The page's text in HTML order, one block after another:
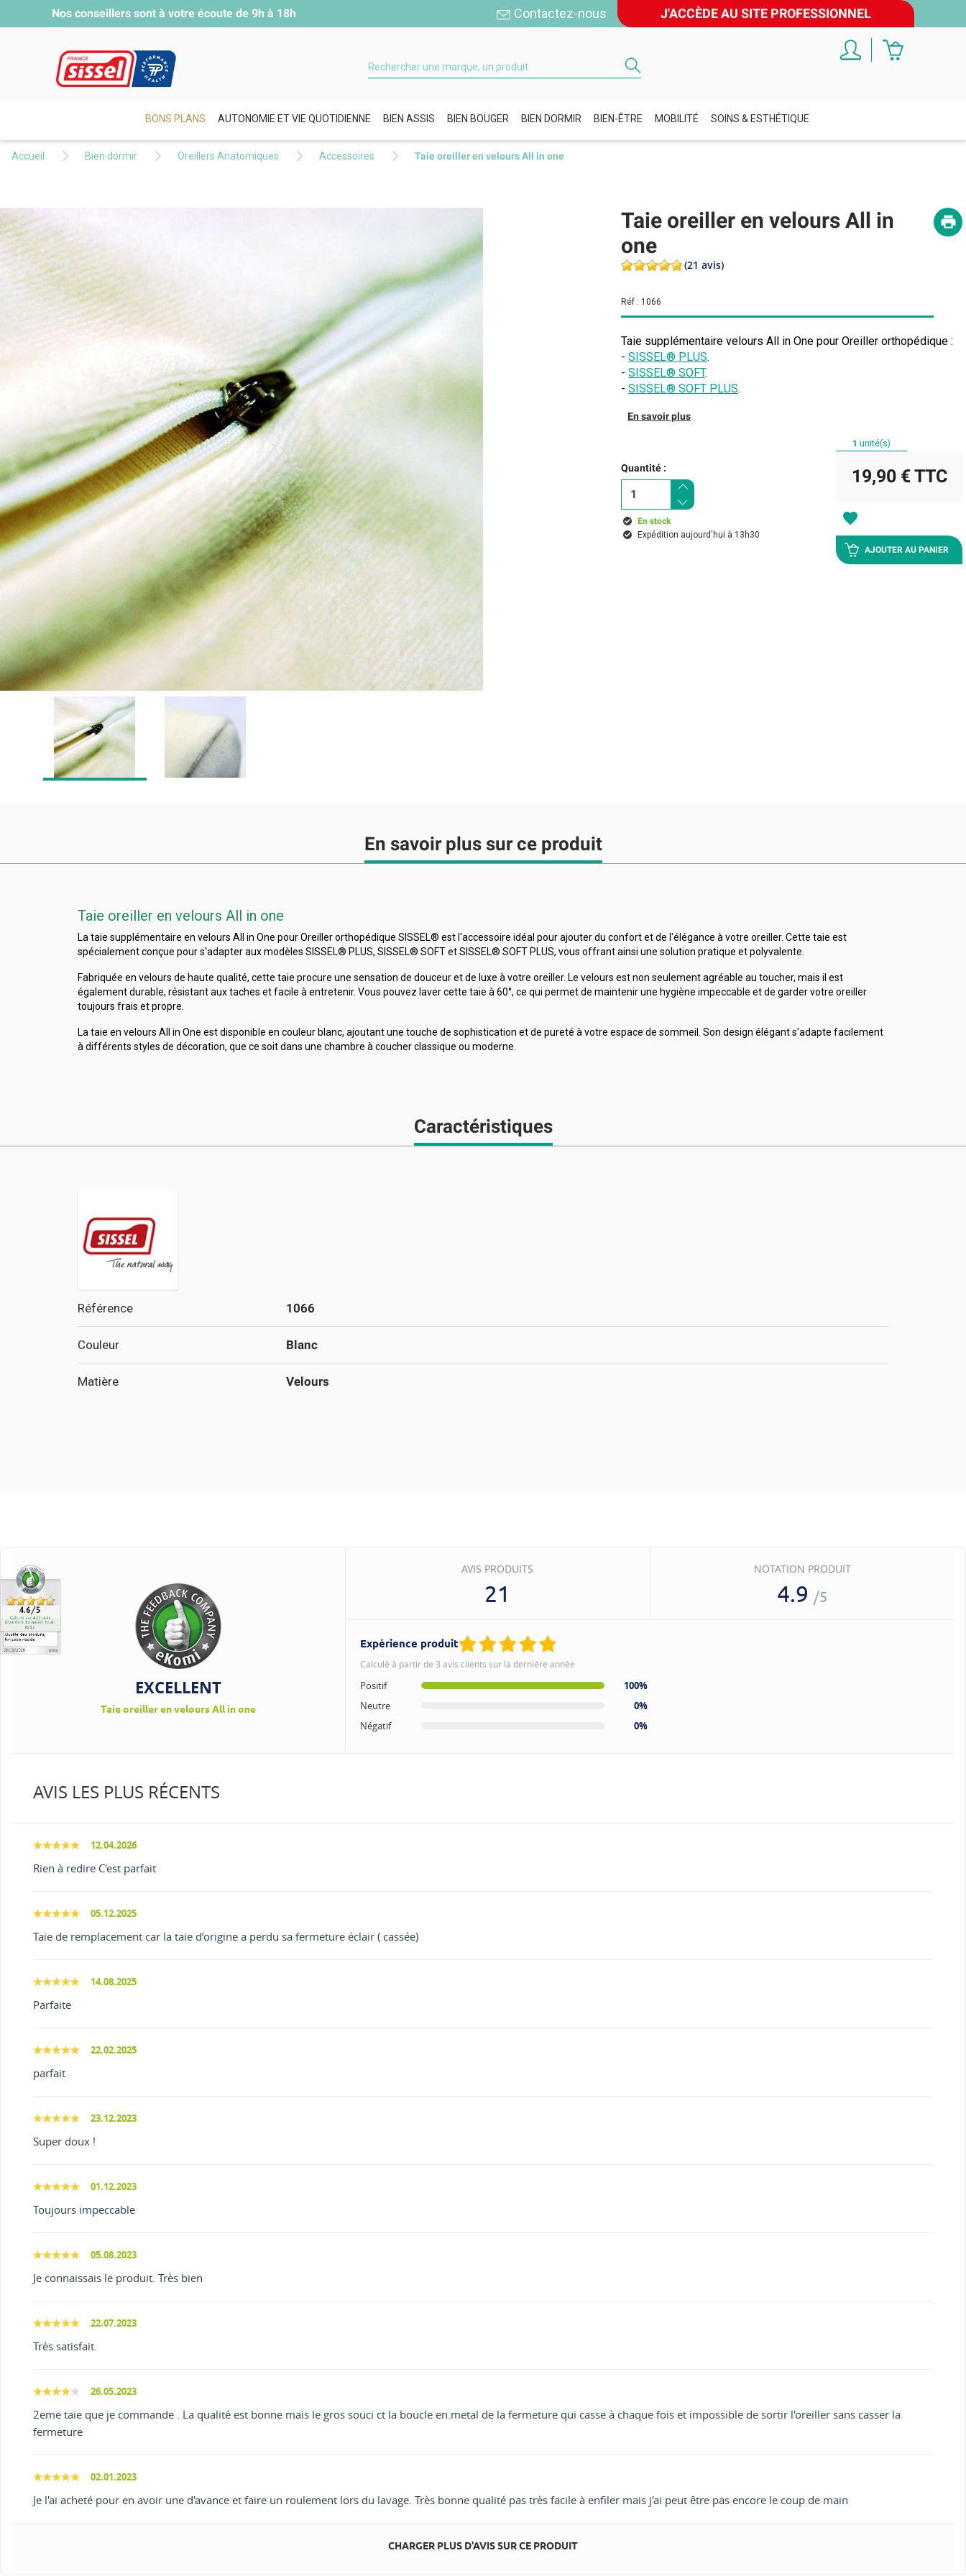
Nos conseillers sont à votre écoute de 9h à 18h Contactez-nous J'ACCÈDE AU SITE PROFESSIONNEL
BONS PLANS AUTONOMIE ET VIE QUOTIDIENNE BIEN ASSIS BIEN BOUGER BIEN DORMIR BIEN-ÊTRE MOBILITÉ SOINS & ESTHÉTIQUE
Accueil Bien dormir Oreillers Anatomiques Accessoires Taie oreiller en velours All in one
Taie oreiller en velours All in
one
(21 avis)
Réf : 1066
Taie supplémentaire velours All in One pour Oreiller orthopédique :
- SISSEL® PLUS.
- SISSEL® SOFT.
- SISSEL® SOFT PLUS.
En savoir plus
Quantité :
En stock
Expédition aujourd'hui à 13h30
1 unité(s)
19,90 €TTC
favorite
AJOUTER AU PANIER
En savoir plus sur ce produit
Taie oreiller en velours All in one
La taie supplémentaire en velours All in One pour Oreiller orthopédique SISSEL® est l'accessoire idéal pour ajouter du confort et de l'élégance à votre oreiller. Cette taie est
spécialement conçue pour s'adapter aux modèles SISSEL® PLUS, SISSEL® SOFT et SISSEL® SOFT PLUS, vous offrant ainsi une solution pratique et polyvalente.
Fabriquée en velours de haute qualité, cette taie procure une sensation de douceur et de luxe à votre oreiller. Le velours est non seulement agréable au toucher, mais il est
également durable, résistant aux taches et facile à entretenir. Vous pouvez laver cette taie à 60°, ce qui permet de maintenir une hygiène impeccable et de garder votre oreiller
toujours frais et propre.
La taie en velours All in One est disponible en couleur blanc, ajoutant une touche de sophistication et de pureté à votre espace de sommeil. Son design élégant s'adapte facilement
à différents styles de décoration, que ce soit dans une chambre à coucher classique ou moderne.
Caractéristiques
Référence 1066
Couleur Blanc
Matière Velours
EXCELLENT
Taie oreiller en velours All in one
AVIS PRODUITS
21
NOTATION PRODUIT
4.9 /5
Expérience produit
Calculé à partir de 3 avis clients sur la dernière année
Positif
100%
Neutre
0%
Négatif
0%
AVIS LES PLUS RÉCENTS
12.04.2026
Rien à redire C'est parfait
05.12.2025
Taie de remplacement car la taie d’origine a perdu sa fermeture éclair ( cassée)
14.08.2025
Parfaite
22.02.2025
parfait
23.12.2023
Super doux !
01.12.2023
Toujours impeccable
05.08.2023
Je connaissais le produit. Très bien
22.07.2023
Très satisfait.
26.05.2023
2eme taie que je commande . La qualité est bonne mais le gros souci ct la boucle en.metal de la fermeture qui casse à chaque fois et impossible de sortir l'oreiller sans casser la
fermeture
02.01.2023
Je l'ai acheté pour en avoir une d'avance et faire un roulement lors du lavage. Très bonne qualité pas très facile à enfiler mais j'ai peut être pas encore le coup de main
CHARGER PLUS D'AVIS SUR CE PRODUIT